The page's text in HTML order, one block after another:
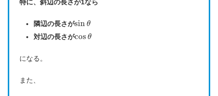
特に、斜辺の長さが1なら
隣辺の長さがsin θ
対辺の長さがcos θ
になる。
また、